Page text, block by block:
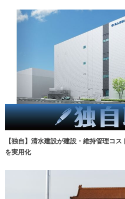
【独自】清水建設が建設・維持管理コ
を実用化